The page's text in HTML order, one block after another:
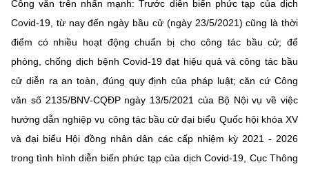
Chọn ngôn ngữ
BỘ KHOA HỌC VÀ CÔNG NGHỆ
MINISTRY OF SCIENCE AND TECHNOLOGY
Điều khoản sử dụng Theo dõi MST: Góp ý
Công văn trên nhấn mạnh: Trước diễn biến phức tạp của dịch
Covid-19, từ nay đến ngày bầu cử (ngày 23/5/2021) cũng là thời
điểm có nhiều hoạt động chuẩn bị cho công tác bầu cử;để
phòng, chống dịch bệnh Covid-19 đạt hiệu quả và công tác bầu
cử diễn ra an toàn, đúng quy định của pháp luật;căn cứCông
văn số 2135/BNV-CQĐP ngày 13/5/2021 của Bộ Nội vụ về việc
hướng dẫn nghiệp vụ công tác bầucửđại biểu Quốc hội khóa XV
vàđại biểu Hộiđồng nhân dân các cấp nhiệm kỳ 2021 - 2026
trong tình hình diễn biến phức tạp của dịch Covid-19 , Cục Thông